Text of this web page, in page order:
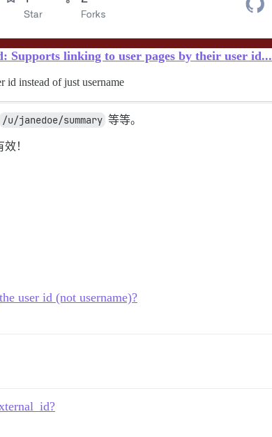
Supports linking to user pages by their user id...
id instead of just username
/u/janedoe/summary 等等。
！
user id (not username)?